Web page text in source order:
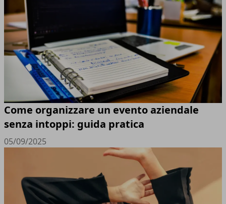
Come organizzare un evento aziendale
senza intoppi: guida pratica
05/09/2025